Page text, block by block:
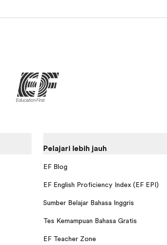
Pelajari lebih jauh
EF Blog
EF English Proficiency Index (EF EPI)
Sumber Belajar Bahasa Inggris
Tes Kemampuan Bahasa Gratis
EF Teacher Zone